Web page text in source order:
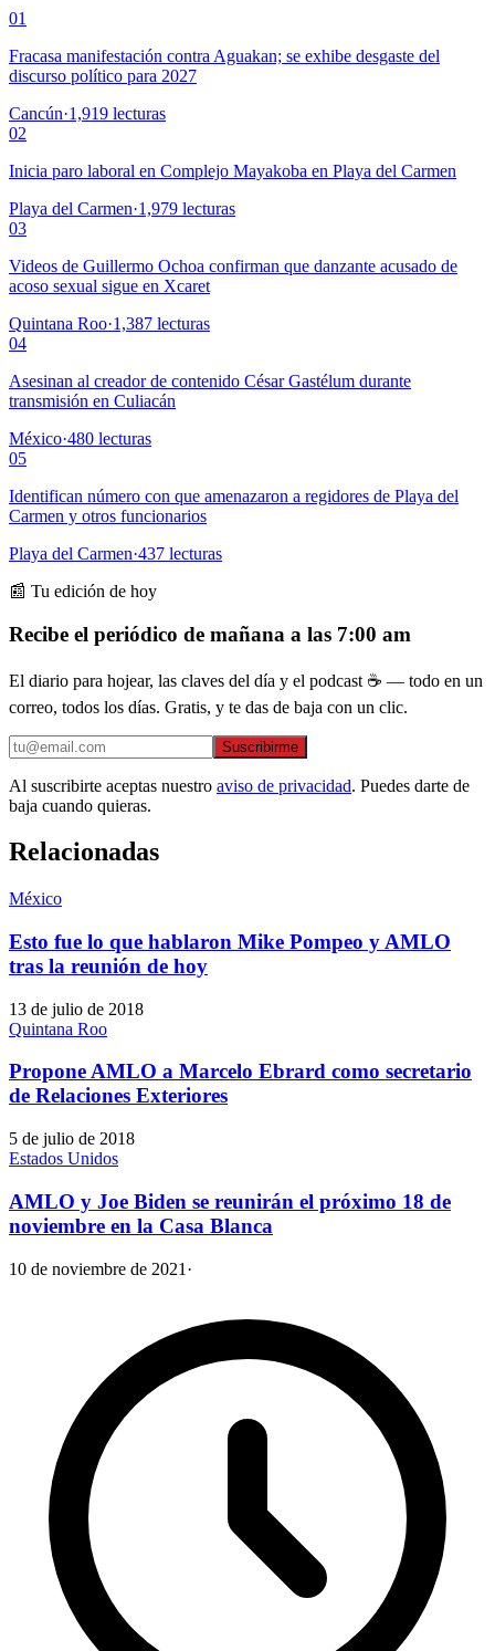
01
Fracasa manifestación contra Aguakan; se exhibe desgaste del
discurso político para 2027
Cancún·1,919 lecturas
02
Inicia paro laboral en Complejo Mayakoba en Playa del Carmen
Playa del Carmen·1,979 lecturas
03
Videos de Guillermo Ochoa confirman que danzante acusado de
acoso sexual sigue en Xcaret
Quintana Roo·1,387 lecturas
04
Asesinan al creador de contenido César Gastélum durante
transmisión en Culiacán
México·480 lecturas
05
Identifican número con que amenazaron a regidores de Playa del
Carmen y otros funcionarios
Playa del Carmen·437 lecturas
📰 Tu edición de hoy
Recibe el periódico de mañana a las 7:00 am
El diario para hojear, las claves del día y el podcast ☕ — todo en un
correo, todos los días. Gratis, y te das de baja con un clic.
Suscribirme
Al suscribirte aceptas nuestro aviso de privacidad. Puedes darte de
baja cuando quieras.
Relacionadas
México
Esto fue lo que hablaron Mike Pompeo y AMLO
tras la reunión de hoy
13 de julio de 2018
Quintana Roo
Propone AMLO a Marcelo Ebrard como secretario
de Relaciones Exteriores
5 de julio de 2018
Estados Unidos
AMLO y Joe Biden se reunirán el próximo 18 de
noviembre en la Casa Blanca
10 de noviembre de 2021 ·